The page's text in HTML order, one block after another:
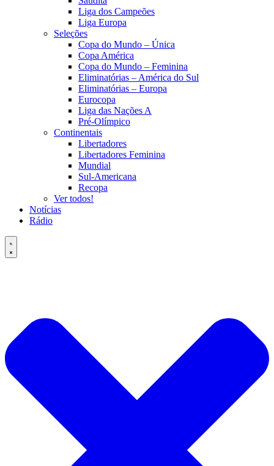
Liga dos Campeões
Liga Europa
Seleções
Copa do Mundo – Única
Copa América
Copa do Mundo – Feminina
Eliminatórias – América do Sul
Eliminatórias – Europa
Eurocopa
Liga das Nações A
Pré-Olímpico
Continentais
Libertadores
Libertadores Feminina
Mundial
Sul-Americana
Recopa
Ver todos!
Notícias
Rádio